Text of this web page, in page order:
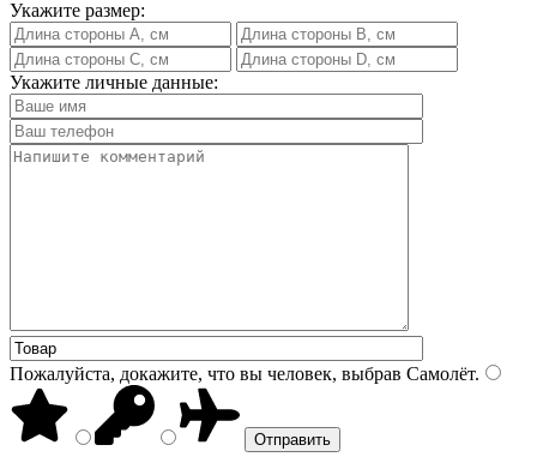
Укажите размер:
Укажите личные данные:
Пожалуйста, докажите, что вы человек, выбрав Самолёт.